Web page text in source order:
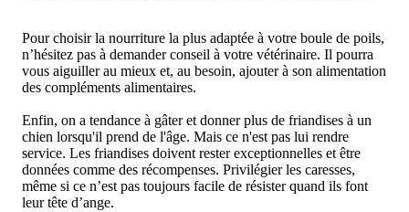
Pour choisir la nourriture la plus adaptée à votre boule de poils,
n’hésitez pas à demander conseil à votre vétérinaire. Il pourra
vous aiguiller au mieux et, au besoin, ajouter à son alimentation
des compléments alimentaires.
Enfin, on a tendance à gâter et donner plus de friandises à un
chien lorsqu'il prend de l'âge. Mais ce n'est pas lui rendre
service. Les friandises doivent rester exceptionnelles et être
données comme des récompenses. Privilégier les caresses,
même si ce n’est pas toujours facile de résister quand ils font
leur tête d’ange.